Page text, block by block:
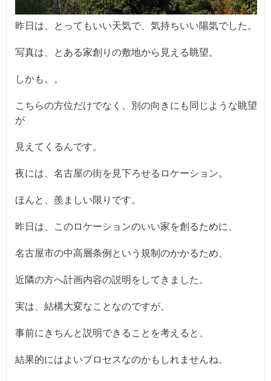
昨日は、とってもいい天気で、気持ちいい陽気でした。
写真は、とある家創りの敷地から見える眺望。
しかも。。
こちらの方位だけでなく、別の向きにも同じような眺望
が
見えてくるんです。
夜には、名古屋の街を見下ろせるロケーション。
ほんと、羨ましい限りです。
昨日は、このロケーションのいい家を創るために、
名古屋市の中高層条例という規制のかかるため、
近隣の方へ計画内容の説明をしてきました。
実は、結構大変なことなのですが、
事前にきちんと説明できることを考えると、
結果的にはよいプロセスなのかもしれませんね。